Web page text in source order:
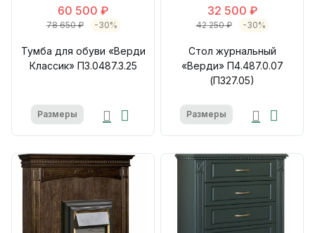
60 500 ₽
78 650 ₽ -30%
Тумба для обуви «Верди
Классик» П3.0487.3.25
Размеры
32 500 ₽
42 250 ₽ -30%
Стол журнальный
«Верди» П4.487.0.07
(П327.05)
Размеры